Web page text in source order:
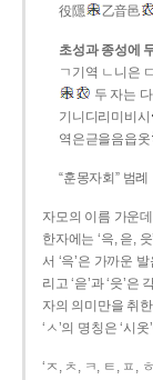
役隱
乙音邑
초성과 종성에
ㄱ기역 ㄴ니은
두 자는
기니디리미비시
역은귿을음읍옷
“훈몽자회” 범례
자모의 이름 가운
한자에는 ‘윽, 읃,
서 ‘윽’은 가까운
리고 ‘읃’과 ‘읏’은
자의 의미만을 취
‘ㅅ’의 명칭은 ‘시
‘ㅈ, ㅊ, ㅋ, ㅌ, ㅍ,